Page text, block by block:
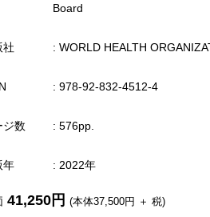
Board
社 : WORLD HEALTH
: 978-92-832-4512-4
ジ数 : 576pp.
年 : 2022年
41,250円 (本体37,500円 ＋ 税)